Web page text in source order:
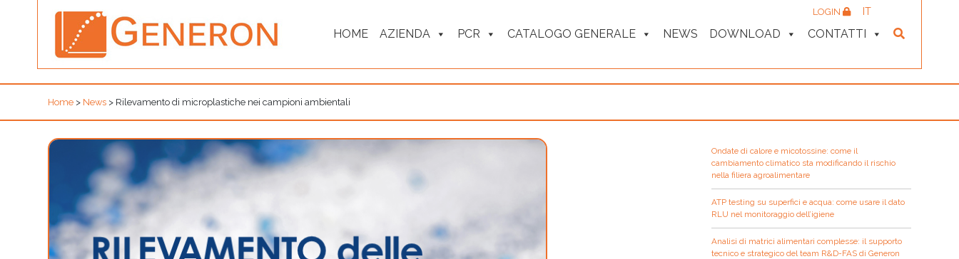
HOME AZIENDA PCR CATALOGO GENERALE NEWS DOWNLOAD CONTATTI
LOGIN IT
Home > News > Rilevamento di microplastiche nei campioni ambientali
Ondate di calore e micotossine: come il
cambiamento climatico sta modificando il rischio
nella filiera agroalimentare
ATP testing su superfici e acqua: come usare il dato
RLU nel monitoraggio dell’igiene
Analisi di matrici alimentari complesse: il supporto
tecnico e strategico del team R&D-FAS di Generon